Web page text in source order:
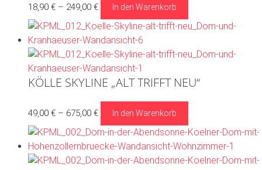
der
gewählt
18,90 € – 249,00 € In den Warenkorb
weist
Varianten
Die
Optionen
auf
der
Produktseite
KÖLLE SKYLINE „ALT TRIFFT NEU“
49,00 € – 675,00 € In den Warenkorb
weist
mehrere
Varianten